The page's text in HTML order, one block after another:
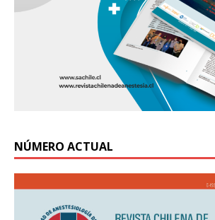
NÚMERO ACTUAL